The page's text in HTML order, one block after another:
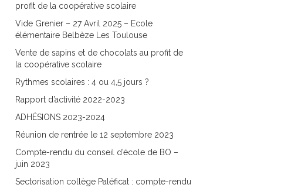
profit de la coopérative scolaire
Vide Grenier – 27 Avril 2025 – Ecole
élémentaire Belbèze Les Toulouse
Vente de sapins et de chocolats au profit de
la coopérative scolaire
Rythmes scolaires : 4 ou 4,5 jours ?
Rapport d’activité 2022-2023
ADHÉSIONS 2023-2024
Réunion de rentrée le 12 septembre 2023
Compte-rendu du conseil d’école de BO –
juin 2023
Sectorisation collège Paléficat : compte-rendu